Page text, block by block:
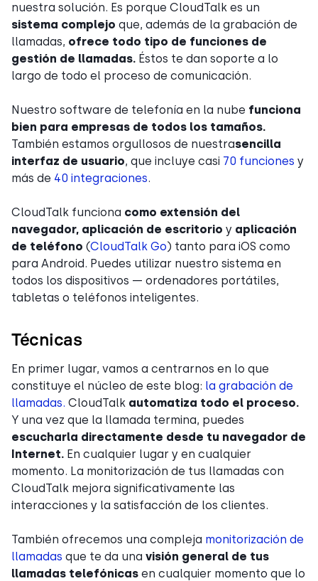
nuestra solución. Es porque CloudTalk es un
sistema complejo que, además de la grabación de
llamadas, ofrece todo tipo de funciones de
gestión de llamadas. Éstos te dan soporte a lo
largo de todo el proceso de comunicación.
Nuestro software de telefonía en la nube funciona
bien para empresas de todos los tamaños.
También estamos orgullosos de nuestrasencilla
interfaz de usuario, que incluye casi 70 funciones y
más de 40 integraciones.
CloudTalk funciona como extensión del
navegador, aplicación de escritorio y aplicación
de teléfono (CloudTalk Go) tanto para iOS como
para Android. Puedes utilizar nuestro sistema en
todos los dispositivos — ordenadores portátiles,
tabletas o teléfonos inteligentes.
Técnicas
En primer lugar, vamos a centrarnos en lo que
constituye el núcleo de este blog: la grabación de
llamadas. CloudTalk automatiza todo el proceso.
Y una vez que la llamada termina, puedes
escucharla directamente desde tu navegador de
Internet. En cualquier lugar y en cualquier
momento. La monitorización de tus llamadas con
CloudTalk mejora significativamente las
interacciones y la satisfacción de los clientes.
También ofrecemos una compleja monitorización de
llamadas que te da una visión general de tus
llamadas telefónicas en cualquier momento que lo